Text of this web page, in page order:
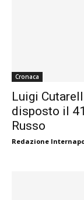
Cronaca
Luigi
disposto il
Russo
Redazione